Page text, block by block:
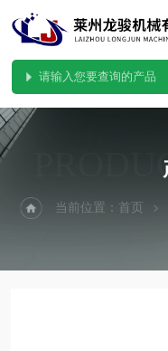
当前位置：首页